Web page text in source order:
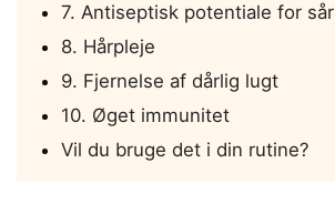
7. Antiseptisk potentiale for sår
8. Hårpleje
9. Fjernelse af dårlig lugt
10. Øget immunitet
Vil du bruge det i din rutine?